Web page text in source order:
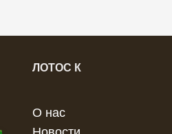
ЛОТОС К
О нас